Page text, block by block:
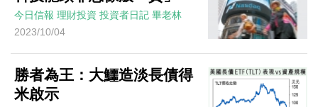
今日信報 理財投資 投資者日記 畢老林
2023/10/04
勝者為王：大鱷造淡長債得
米啟示